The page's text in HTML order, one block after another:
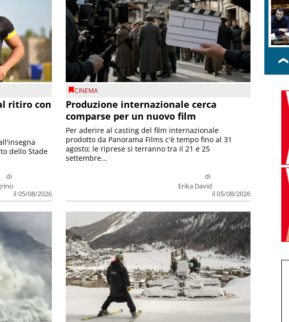
ritiro con
di
il 05/08/2026
dello Stade
CINEMA
Produzione internazionale cerca
comparse per un nuovo film
di
Erika David
il 05/08/2026
Per aderire al casting del film internazionale
prodotto da Panorama Films c'è tempo fino al 31
agosto; le riprese si terranno tra il 21 e 25
settembre...
❮